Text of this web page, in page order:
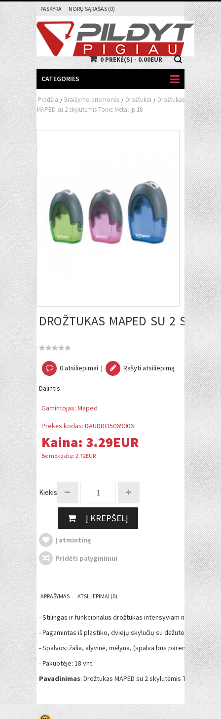
PASKYRA NORŲ SĄRAŠAS (0)
0 PREKĖ(S) - 0.00EUR
CATEGORIES
Pradžia / Braižymo priemonės / Drožtukai / Drožtukas
MAPED su 2 skylutėmis Tonic Metal įp.18
DROŽTUKAS MAPED SU 2
0 atsiliepimai | Rašyti atsiliepimą
Dalintis
Gamintojas: Maped
Prekės kodas: DAUDRO5069006
Kaina: 3.29EUR
Be mokesčių: 2.72EUR
Kiekis:
Į KREPŠELĮ
Į atmintinę
Pridėti palyginimui
APRAŠYMAS ATSILIEPIMAI (0)
- Stilingas ir funkcionalus drožtukas intensyviam naudojimui.
- Pagamintas iš plastiko, dviejų skylučių su dėžute drožlėms.
- Spalvos: žalia, alyvinė, mėlyna, (spalva bus parenkama
- Pakuotėje: 18 vnt.
Pavadinimas: Drožtukas MAPED su 2 skylutėmis Tonic Metal